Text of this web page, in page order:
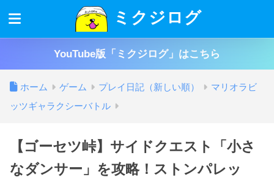
ミクジログ
YouTube版「ミクジログ」はこちら
ホーム ゲーム プレイ日記（新しい順）
マリオラビ
ッツギャラクシーバトル
【ゴーセツ峠】サイドクエスト「小さ
なダンサー」を攻略！ストンパレッ